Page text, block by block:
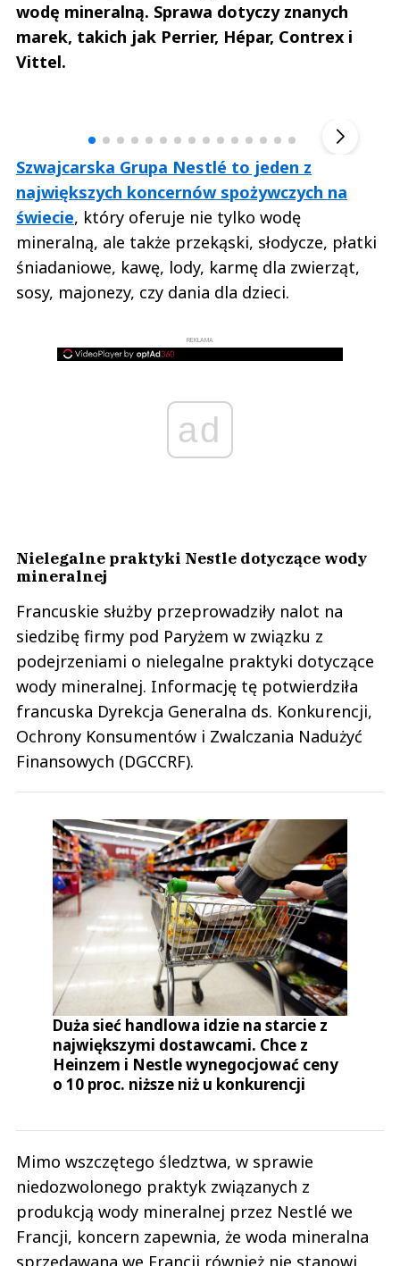
wodę mineralną. Sprawa dotyczy znanych
marek, takich jak Perrier, Hépar, Contrex i
Vittel.
Szwajcarska Grupa Nestlé to jeden z
największych koncernów spożywczych na
świecie, który oferuje nie tylko wodę
mineralną, ale także przekąski, słodycze, płatki
śniadaniowe, kawę, lody, karmę dla zwierząt,
sosy, majonezy, czy dania dla dzieci.
REKLAMA
ad
Nielegalne praktyki Nestle dotyczące wody
mineralnej
Francuskie służby przeprowadziły nalot na
siedzibę firmy pod Paryżem w związku z
podejrzeniami o nielegalne praktyki dotyczące
wody mineralnej. Informację tę potwierdziła
francuska Dyrekcja Generalna ds. Konkurencji,
Ochrony Konsumentów i Zwalczania Nadużyć
Finansowych (DGCCRF).
Duża sieć handlowa idzie na starcie z
największymi dostawcami. Chce z
Heinzem i Nestle wynegocjować ceny
o 10 proc. niższe niż u konkurencji
Mimo wszczętego śledztwa, w sprawie
niedozwolonego praktyk związanych z
produkcją wody mineralnej przez Nestlé we
Francji, koncern zapewnia, że woda mineralna
sprzedawana we Francji również nie stanowi